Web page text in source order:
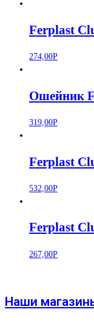
Ferplast
274,00Р
Ошейник
319,00Р
Ferplast
532,00Р
Ferplast
267,00Р
Наши